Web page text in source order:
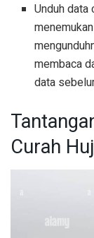
Unduh data
membaca
data
Curah